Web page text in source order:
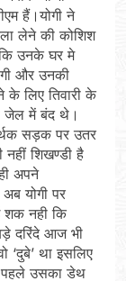
हैं।योगी ने
लेने की कोशिश
उनके घर मे
और उनकी
लिए तिवारी के
जेल में बंद थे।
सड़क पर उतर
शिखण्डी है
अपने
योगी पर
शक नही कि
दरिंदे आज भी
था इसलिए
पहले उसका डेथ